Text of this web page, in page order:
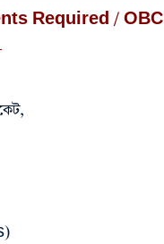
Required / OBC